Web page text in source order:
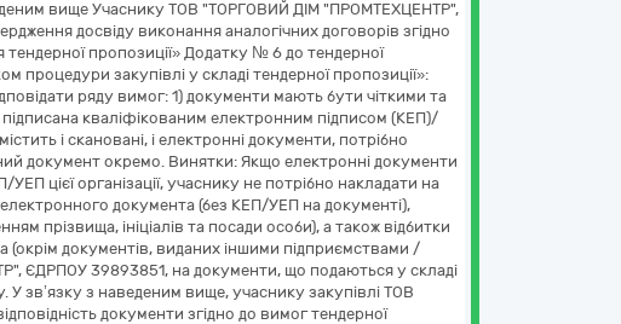
вище Учаснику ТОВ "ТОРГОВИЙ ДІМ "ПРОМТЕХЦЕНТР",
досвіду виконання аналогічних договорів згідно
тендерної пропозиції» Додатку № 6 до тендерної
процедури закупівлі у складі тендерної пропозиції»:
ряду вимог: 1) документи мають бути чіткими та
кваліфікованим електронним підписом (КЕП)/
і скановані, і електронні документи, потрібно
документ окремо. Винятки: Якщо електронні документи
цієї організації, учаснику не потрібно накладати на
документа (без КЕП/УЕП на документі),
прізвища, ініціалів та посади особи), а також відбитки
(окрім документів, виданих іншими підприємствами /
ЄДРПОУ 39893851, на документи, що подаються у складі
зв’язку з наведеним вище, учаснику закупівлі ТОВ
документи згідно до вимог тендерної